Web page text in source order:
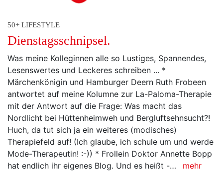
Dienstagsschnipsel.
Was meine Kolleginnen alle so Lustiges, Spannendes,
Lesenswertes und Leckeres schreiben ... *
Märchenkönigin und Hamburger Deern Ruth Frobeen
antwortet auf meine Kolumne zur La-Paloma-Therapie
mit der Antwort auf die Frage: Was macht das
Nordlicht bei Hüttenheimweh und Bergluftsehnsucht?!
Huch, da tut sich ja ein weiteres (modisches)
Therapiefeld auf! (Ich glaube, ich schule um und werde
Mode-Therapeutin! :-)) * Frollein Doktor Annette Bopp
hat endlich ihr eigenes Blog. Und es heißt -…
mehr